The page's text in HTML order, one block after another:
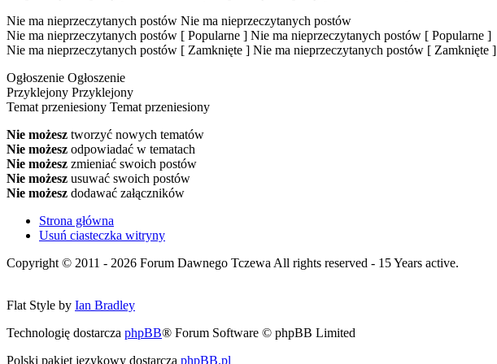
Nie ma nieprzeczytanych postów Nie ma nieprzeczytanych postów
Nie ma nieprzeczytanych postów [ Popularne ] Nie ma nieprzeczytanych postów [ Popularne ]
Nie ma nieprzeczytanych postów [ Zamknięte ] Nie ma nieprzeczytanych postów [ Zamknięte ]
Ogłoszenie Ogłoszenie
Przyklejony Przyklejony
Temat przeniesiony Temat przeniesiony
Nie możesz tworzyć nowych tematów
Nie możesz odpowiadać w tematach
Nie możesz zmieniać swoich postów
Nie możesz usuwać swoich postów
Nie możesz dodawać załączników
Strona główna
Usuń ciasteczka witryny
Copyright © 2011 - 2026 Forum Dawnego Tczewa All rights reserved - 15 Years active.
Flat Style by Ian Bradley
Technologię dostarcza phpBB® Forum Software © phpBB Limited
Polski pakiet językowy dostarcza phpBB.pl